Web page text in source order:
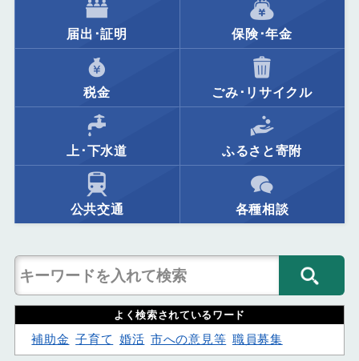
届出･証明 保険･年金
税金 ごみ･リサイクル
上･下水道 ふるさと寄附
公共交通 各種相談
よく検索されているワード
補助金 子育て 婚活 市への意見等 職員募集